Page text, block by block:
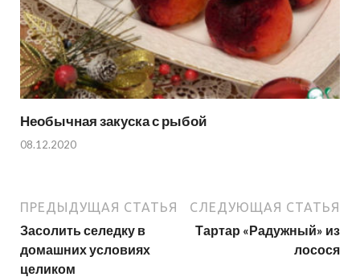
Необычная закуска с рыбой
08.12.2020
ПРЕДЫДУЩАЯ СТАТЬЯ
Засолить селедку в
домашних условиях
целиком
СЛЕДУЮЩАЯ СТАТЬЯ
Тартар «Радужный» из
лосося